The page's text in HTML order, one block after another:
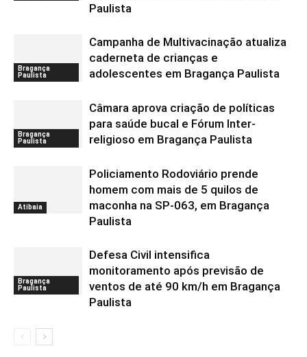
Paulista
Bragança
Paulista
Campanha de Multivacinação atualiza
caderneta de crianças e
adolescentes em Bragança Paulista
Bragança
Paulista
Câmara aprova criação de políticas
para saúde bucal e Fórum Inter-
religioso em Bragança Paulista
Atibaia
Policiamento Rodoviário prende
homem com mais de 5 quilos de
maconha na SP-063, em Bragança
Paulista
Bragança
Paulista
Defesa Civil intensifica
monitoramento após previsão de
ventos de até 90 km/h em Bragança
Paulista